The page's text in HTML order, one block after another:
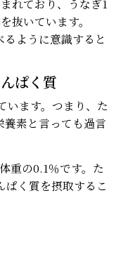
れており、うなぎ1
抜いています。
ように意識すると
ぱく質
います。つまり、た
素と言っても過言
重の0.1％です。た
ぱく質を摂取するこ